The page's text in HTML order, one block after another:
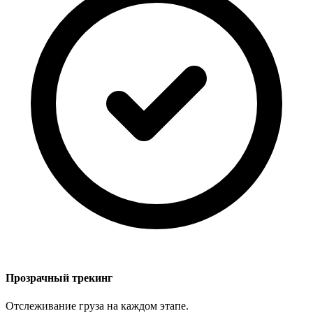
Прозрачный трекинг
Отслеживание груза на каждом этапе.